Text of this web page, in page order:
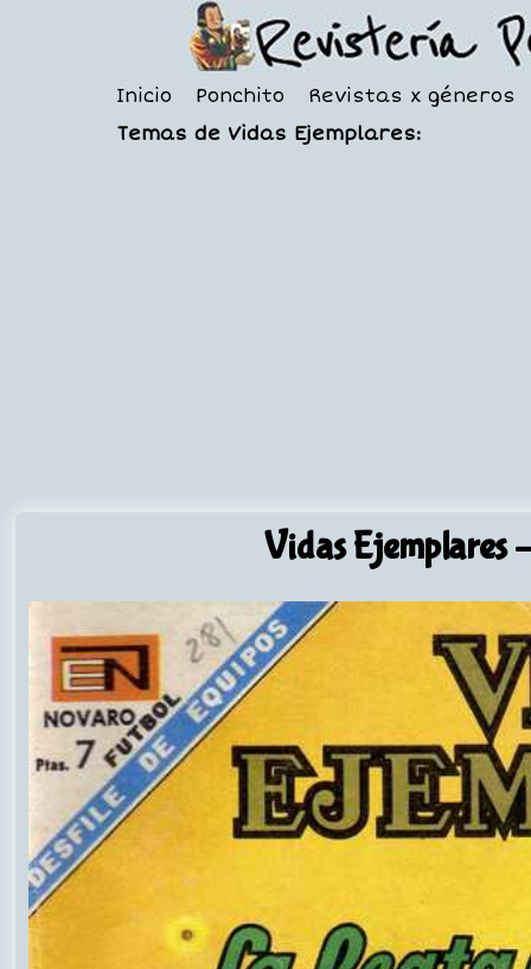
Inicio Ponchito
Revistas x géneros
Temas de Vidas Ejemplares:
Vidas Ejemplares-